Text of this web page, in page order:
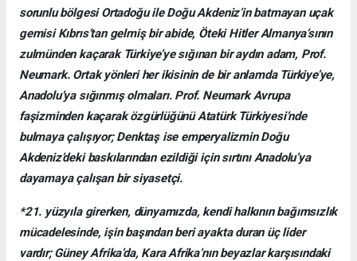
sorunlu bölgesi Ortadoğu ile Doğu Akdeniz’in batmayan uçak
gemisi Kıbrıs’tan gelmiş bir abide, Öteki Hitler Almanya’sının
zulmünden kaçarak Türkiye’ye sığınan bir aydın adam, Prof.
Neumark. Ortak yönleri her ikisinin de bir anlamda Türkiye’ye,
Anadolu’ya sığınmış olmaları. Prof. Neumark Avrupa
faşizminden kaçarak özgürlüğünü Atatürk Türkiyesi’nde
bulmaya çalışıyor; Denktaş ise emperyalizmin Doğu
Akdeniz’deki baskılarından ezildiği için sırtını Anadolu’ya
dayamaya çalışan bir siyasetçi.
*21. yüzyıla girerken, dünyamızda, kendi halkının bağımsızlık
mücadelesinde, işin başından beri ayakta duran üç lider
vardır; Güney Afrika’da, Kara Afrika’nın beyazlar karşısındaki